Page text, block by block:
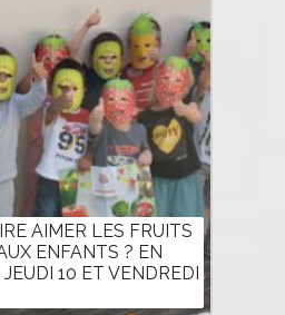
AIMER LES FRUITS
ENFANTS ? EN
10 ET VENDREDI